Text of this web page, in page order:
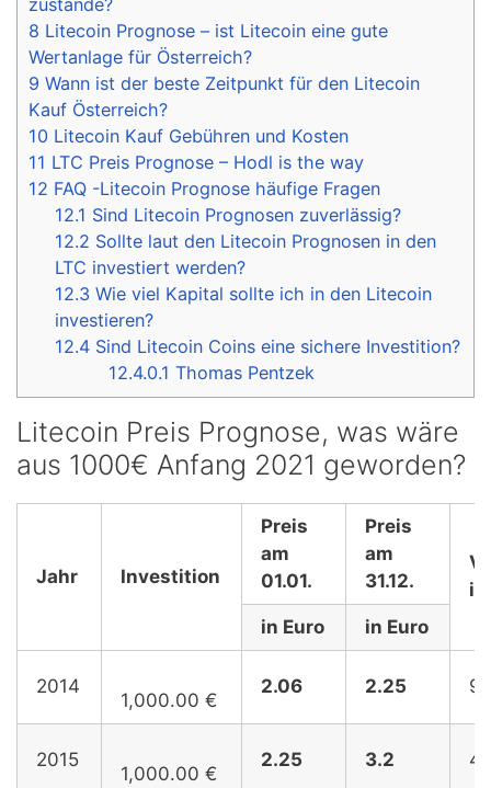
zustande?
8 Litecoin Prognose – ist Litecoin eine gute
Wertanlage für Österreich?
9 Wann ist der beste Zeitpunkt für den Litecoin
Kauf Österreich?
10 Litecoin Kauf Gebühren und Kosten
11 LTC Preis Prognose – Hodl is the way
12 FAQ -Litecoin Prognose häufige Fragen
12.1 Sind Litecoin Prognosen zuverlässig?
12.2 Sollte laut den Litecoin Prognosen in den
LTC investiert werden?
12.3 Wie viel Kapital sollte ich in den Litecoin
investieren?
12.4 Sind Litecoin Coins eine sichere Investition?
12.4.0.1 Thomas Pentzek
Litecoin Preis Prognose, was wäre
aus 1000€ Anfang 2021 geworden?
Jahr Investition
Preis
am
01.01.
Preis
am
31.12.
in
in Euro
in Euro
2014
1,000.00 €
2.06 2.25
2015
1,000.00 €
2.25 3.2